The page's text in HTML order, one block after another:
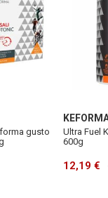
gusto
Ultra Fuel
600g
12,19 €